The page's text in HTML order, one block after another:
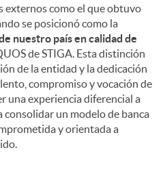
externos como el que obtuvo
se posicionó como la
nuestro país en calidad de
de STIGA. Esta distinción
de la entidad y la dedicación
compromiso y vocación de
una experiencia diferencial a
consolidar un modelo de banca
y orientada a